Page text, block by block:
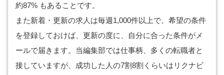
約87% もあることです。
また新着・更新の求人は毎週1,000件以上で、希望の条件
を登録しておけば、更新の度に、自分に合った条件がメ
ールで届きます。当編集部では仕事柄、多くの転職者と
接していますが、成功した人の7割8割くらいはリクナビ